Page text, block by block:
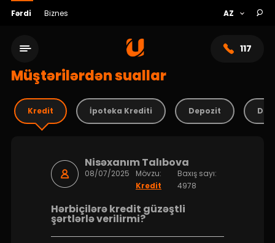
Fərdi Biznes
117
Xidmət şəbəkəsi
Müştərilərdən suallar
Kredit İpoteka Krediti Depozit
Nisəxanım Talıbova
08/07/2025
Mövzu:
Kredit
Baxış sayı:
4978
Hərbiçilərə kredit güzəştli
şərtlərlə verilirmi?